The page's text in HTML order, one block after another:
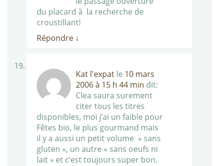
du placard à la recherche de
croustillant!
Répondre ↓
Kat l'expat le 10 mars
2006 à 15 h 44 min dit:
Clea saura surement
citer tous les titres
disponibles, moi j’ai un faible pour
Fêtes bio, le plus gourmand mais
il y a aussi un petit volume » sans
gluten », un autre « sans oeufs ni
lait » et c’est toujours super bon.